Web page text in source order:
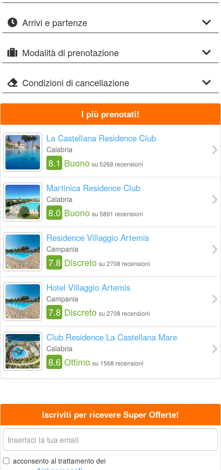
Arrivi e partenze
Modalità di prenotazione
Condizioni di cancellazione
I più prenotati!
La Castellana Residence Club
Calabria
8.1 Buono su 5268 recensioni
Martinica Residence Club
Calabria
8.0 Buono su 5891 recensioni
Residence Villaggio Artemis
Campania
7.8 Discreto su 2708 recensioni
Hotel Villaggio Artemis
Campania
7.8 Discreto su 2708 recensioni
Club Residence La Castellana Mare
Calabria
8.6 Ottimo su 1568 recensioni
Iscriviti per ricevere Super Offerte!
La
tua
email
acconsento al trattamento dei